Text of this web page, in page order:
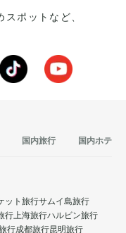
ポットなど、
国内旅行 国内ホテル
ット旅行サムイ島旅行
行上海旅行ハルビン旅行
行成都旅行昆明旅行